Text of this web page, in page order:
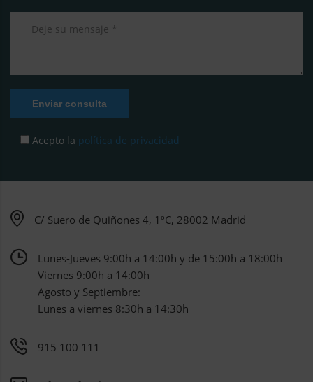
Enviar consulta
Acepto la política de privacidad
C/ Suero de Quiñones 4, 1ºC, 28002 Madrid
Lunes-Jueves 9:00h a 14:00h y de 15:00h a 18:00h
Viernes 9:00h a 14:00h
Agosto y Septiembre:
Lunes a viernes 8:30h a 14:30h
915 100 111